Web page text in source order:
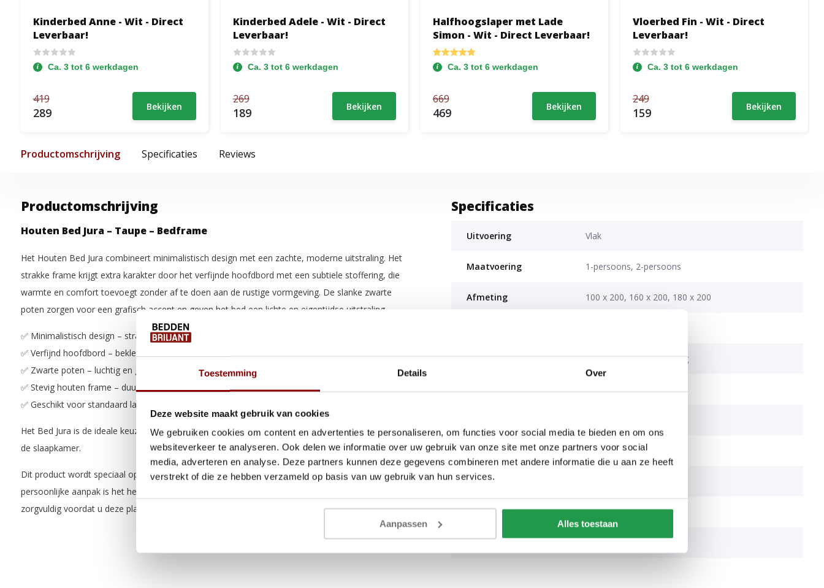
Toestemming Details Over
Deze website maakt gebruik van cookies
We gebruiken cookies om content en advertenties te personaliseren, om functies voor social media te bieden en om ons
websiteverkeer te analyseren. Ook delen we informatie over uw gebruik van onze site met onze partners voor social
media, adverteren en analyse. Deze partners kunnen deze gegevens combineren met andere informatie die u aan ze heeft
verstrekt of die ze hebben verzameld op basis van uw gebruik van hun services.
Aanpassen Alles toestaan
Kinderbed Anne - Wit - Direct
Leverbaar!
Ca. 3 tot 6 werkdagen
419
289 Bekijken
Kinderbed Adele - Wit - Direct
Leverbaar!
Ca. 3 tot 6 werkdagen
269
189 Bekijken
Halfhoogslaper met Lade
Simon - Wit - Direct Leverbaar!
Ca. 3 tot 6 werkdagen
669
469 Bekijken
Vloerbed Fin - Wit - Direct
Leverbaar!
Ca. 3 tot 6 werkdagen
249
159 Bekijken
Productomschrijving Specificaties Reviews
Productomschrijving
Houten Bed Jura – Taupe – Bedframe
Het Houten Bed Jura combineert minimalistisch design met een zachte, moderne uitstraling. Het
strakke frame krijgt extra karakter door het verfijnde hoofdbord met een subtiele stoffering, die
warmte en comfort toevoegt zonder af te doen aan de rustige vormgeving. De slanke zwarte
poten zorgen voor een grafisch accent en geven het bed een lichte en eigentijdse uitstraling.
✅ Minimalistisch design – strak en tijdloos silhouet
✅ Verfijnd hoofdbord – bekleed voor een warme en moderne uitstraling
✅ Zwarte poten – luchtig en grafisch detail
✅ Stevig houten frame – duurzame en stabiele basis
✅ Geschikt voor standaard lattenbodems en matrassen
Het Bed Jura is de ideale keuze voor wie houdt van eenvoud, elegantie en een vleugje zachtheid in
de slaapkamer.
Dit product wordt speciaal op maat gemaakt volgens de wensen van de klant. Door deze
persoonlijke aanpak is het herroepingsrecht niet van toepassing. Controleer uw bestelling
zorgvuldig voordat u deze plaatst. Meer informatie vindt u in onze
Algemene voorwaarden.
Specificaties
Uitvoering Vlak
Maatvoering 1-persoons, 2-persoons
Afmeting 100 x 200, 160 x 200, 180 x 200
Breedte 9 cm breder dan afmeting
Hoogte 49 cm
Materiaal Hout
Lattenbodem
Matras Niet inbegrepen
Montagehandleiding Inbegrepen